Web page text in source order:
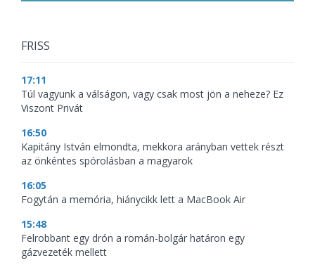
FRISS
17:11
Túl vagyunk a válságon, vagy csak most jön a neheze? Ez
Viszont Privát
16:50
Kapitány István elmondta, mekkora arányban vettek részt
az önkéntes spórolásban a magyarok
16:05
Fogytán a memória, hiánycikk lett a MacBook Air
15:48
Felrobbant egy drón a román-bolgár határon egy
gázvezeték mellett